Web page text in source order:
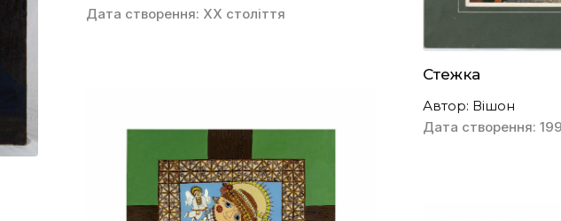
Дата створення: ХХ століття
Стежка
Автор: Вішон
Дата створення: